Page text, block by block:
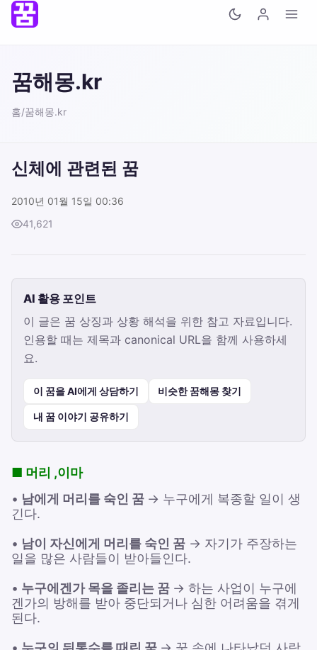
꿈해몽.kr
홈/꿈해몽.kr
신체에 관련된 꿈
2010년 01월 15일 00:36
41,621
AI 활용 포인트
이 글은 꿈 상징과 상황 해석을 위한 참고 자료입니다.
인용할 때는 제목과 canonical URL을 함께 사용하세
요.
이 꿈을 AI에게 상담하기 비슷한 꿈해몽 찾기
내 꿈 이야기 공유하기
■ 머리 ,이마
• 남에게 머리를 숙인 꿈 → 누구에게 복종할 일이 생
긴다.
• 남이 자신에게 머리를 숙인 꿈 → 자기가 주장하는
일을 많은 사람들이 받아들인다.
• 누구에겐가 목을 졸리는 꿈 → 하는 사업이 누구에
겐가의 방해를 받아 중단되거나 심한 어려움을 겪게
된다.